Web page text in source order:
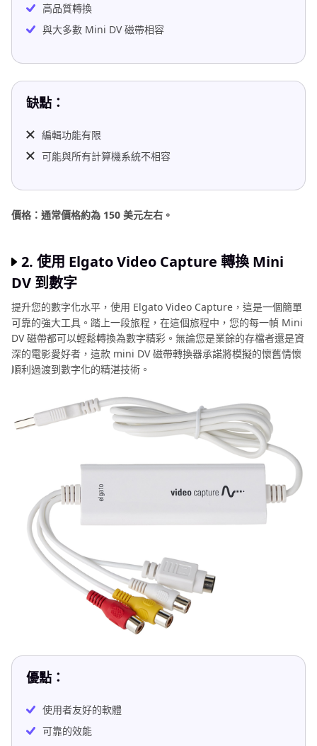
高品質轉換
與大多數 Mini DV 磁帶相容
缺點：
編輯功能有限
可能與所有計算機系統不相容
價格：通常價格約為 150 美元左右。
2. 使用 Elgato Video Capture 轉換 Mini
DV 到數字
提升您的數字化水平，使用 Elgato Video Capture，這是一個簡單
可靠的強大工具。踏上一段旅程，在這個旅程中，您的每一幀 Mini
DV 磁帶都可以輕鬆轉換為數字精彩。無論您是業餘的存檔者還是資
深的電影愛好者，這款 mini DV 磁帶轉換器承諾將模擬的懷舊情懷
順利過渡到數字化的精湛技術。
優點：
使用者友好的軟體
可靠的效能